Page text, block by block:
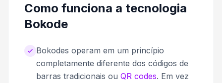
Como funciona a tecnologia
Bokode
Bokodes operam em um princípio
completamente diferente dos códigos de
barras tradicionais ou QR codes. Em vez